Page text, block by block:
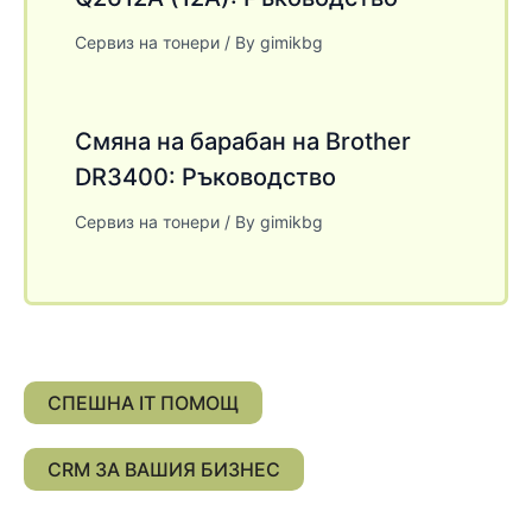
Сервиз на тонери / By gimikbg
Смяна на барабан на Brother
DR3400: Ръководство
Сервиз на тонери / By gimikbg
СПЕШНА IT ПОМОЩ
CRM ЗА ВАШИЯ БИЗНЕС